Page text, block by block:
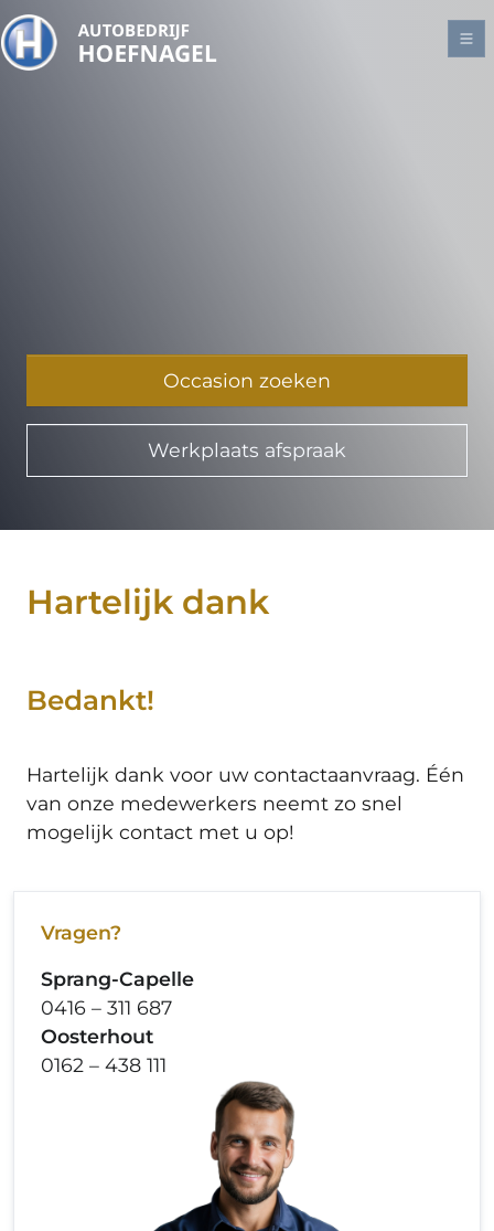
Occasion zoeken
Werkplaats afspraak
Hartelijk dank
Bedankt!
Hartelijk dank voor uw contactaanvraag. Één
van onze medewerkers neemt zo snel
mogelijk contact met u op!
Vragen?
Sprang-Capelle
0416 – 311 687
Oosterhout
0162 – 438 111